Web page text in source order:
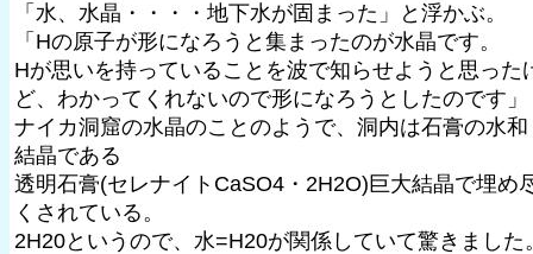
「水、水晶・・・・地下水が固まった」と浮かぶ。
「Hの原子が形になろうと集まったのが水晶です。
Hが思いを持っていることを波で知らせようと思った
ど、わかってくれないので形になろうとしたのです」
ナイカ洞窟の水晶のことのようで、洞内は石膏の水和
結晶である
透明石膏(セレナイトCaSO4・2H2O)巨大結晶で埋め
くされている。
2H20というので、水=H20が関係していて驚きました